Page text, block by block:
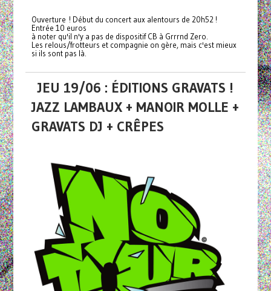
Ouverture ! Début du concert aux alentours de 20h52 !
Entrée 10 euros
à noter qu'il n'y a pas de dispositif CB à Grrrnd Zero.
Les relous/frotteurs et compagnie on gère, mais c'est mieux
si ils sont pas là.
JEU 19/06 : ÉDITIONS GRAVATS !
JAZZ LAMBAUX + MANOIR MOLLE +
GRAVATS DJ + CRÊPES